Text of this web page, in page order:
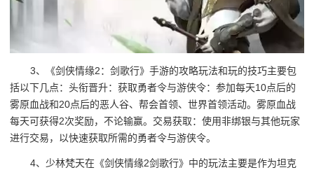
3、《剑侠情缘2：剑歌行》手游的攻略玩法和玩的技巧主要包
括以下几点：头衔晋升：获取勇者令与游侠令：参加每天10点后的
雾原血战和20点后的恶人谷、帮会首领、世界首领活动。雾原血战
每天可获得2次奖励，不论输赢。交易获取：使用非绑银与其他玩家
进行交易，以快速获取所需的勇者令与游侠令。
4、少林梵天在《剑侠情缘2剑歌行》中的玩法主要是作为坦克